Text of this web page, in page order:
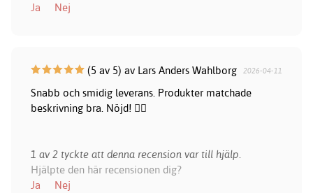
Ja
Nej
(5 av 5) av Lars Anders Wahlborg 2026-04-11
Snabb och smidig leverans. Produkter matchade
beskrivning bra. Nöjd! 👍🏻
1 av 2 tyckte att denna recension var till hjälp.
Hjälpte den här recensionen dig?
Ja
Nej